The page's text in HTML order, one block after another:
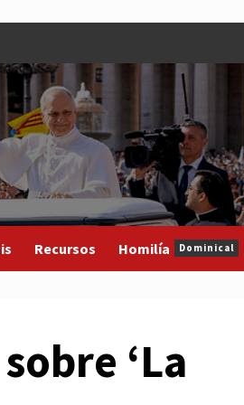
Recursos Homilía Dominical
‘La